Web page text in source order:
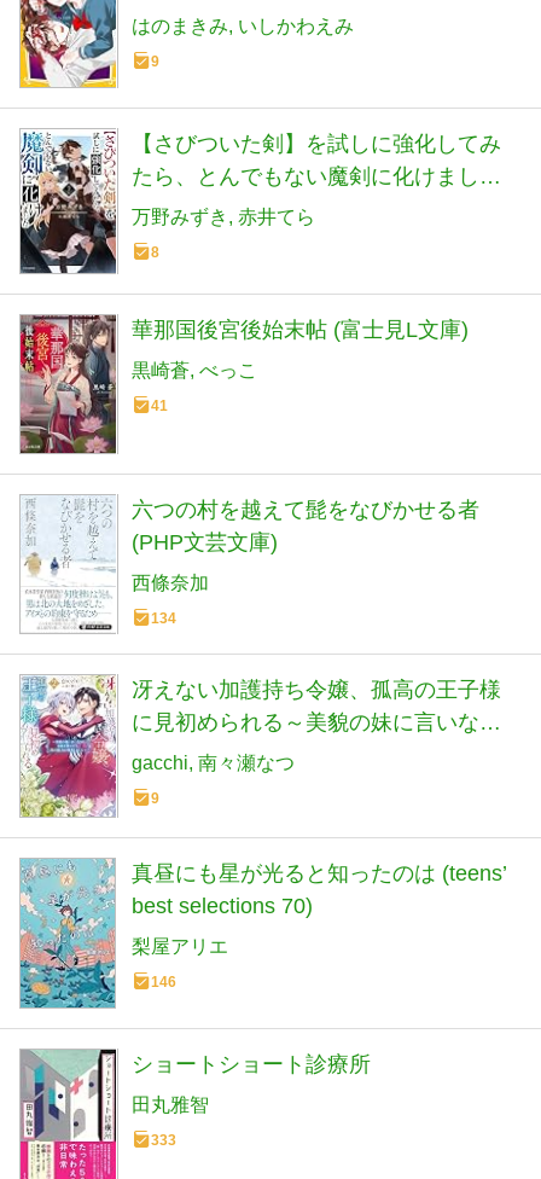
はのまきみ いしかわえみ
9
【さびついた剣】を試しに強化してみ
たら、とんでもない魔剣に化けました 2
(カドカワBOOKS)
万野みずき 赤井てら
8
華那国後宮後始末帖 (富士見L文庫)
黒崎蒼 べっこ
41
六つの村を越えて髭をなびかせる者
(PHP文芸文庫)
西條奈加
134
冴えない加護持ち令嬢、孤高の王子様
に見初められる～美貌の妹に言いなり
の家族を捨てたら、真の能力が開花し
ました～（２） (Mノベルスf)
gacchi 南々瀬なつ
9
真昼にも星が光ると知ったのは (teens’
best selections 70)
梨屋アリエ
146
ショートショート診療所
田丸雅智
333